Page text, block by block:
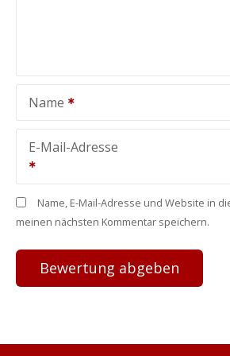
Name
E-Mail-Adresse
Name, E-Mail-Adresse und Website in
meinen nächsten Kommentar speichern.